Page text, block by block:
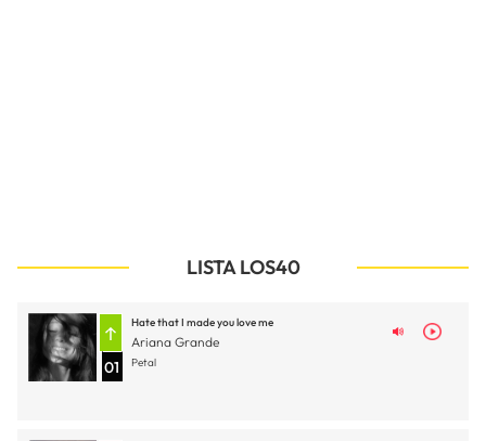
LISTA LOS40
01
Hate that I made you love me
Ariana Grande
Petal